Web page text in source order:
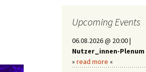
Upcoming Events
06.08.2026 @ 20:00 |
Nutzer_innen-Plenum
» read more «